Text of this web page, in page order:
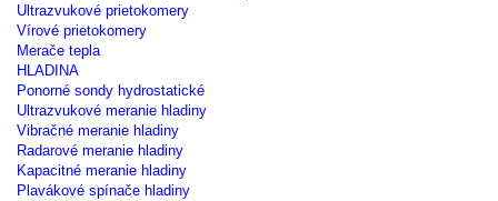
Ultrazvukové prietokomery
Vírové prietokomery
Merače tepla
HLADINA
Ponorné sondy hydrostatické
Ultrazvukové meranie hladiny
Vibračné meranie hladiny
Radarové meranie hladiny
Kapacitné meranie hladiny
Plavákové spínače hladiny